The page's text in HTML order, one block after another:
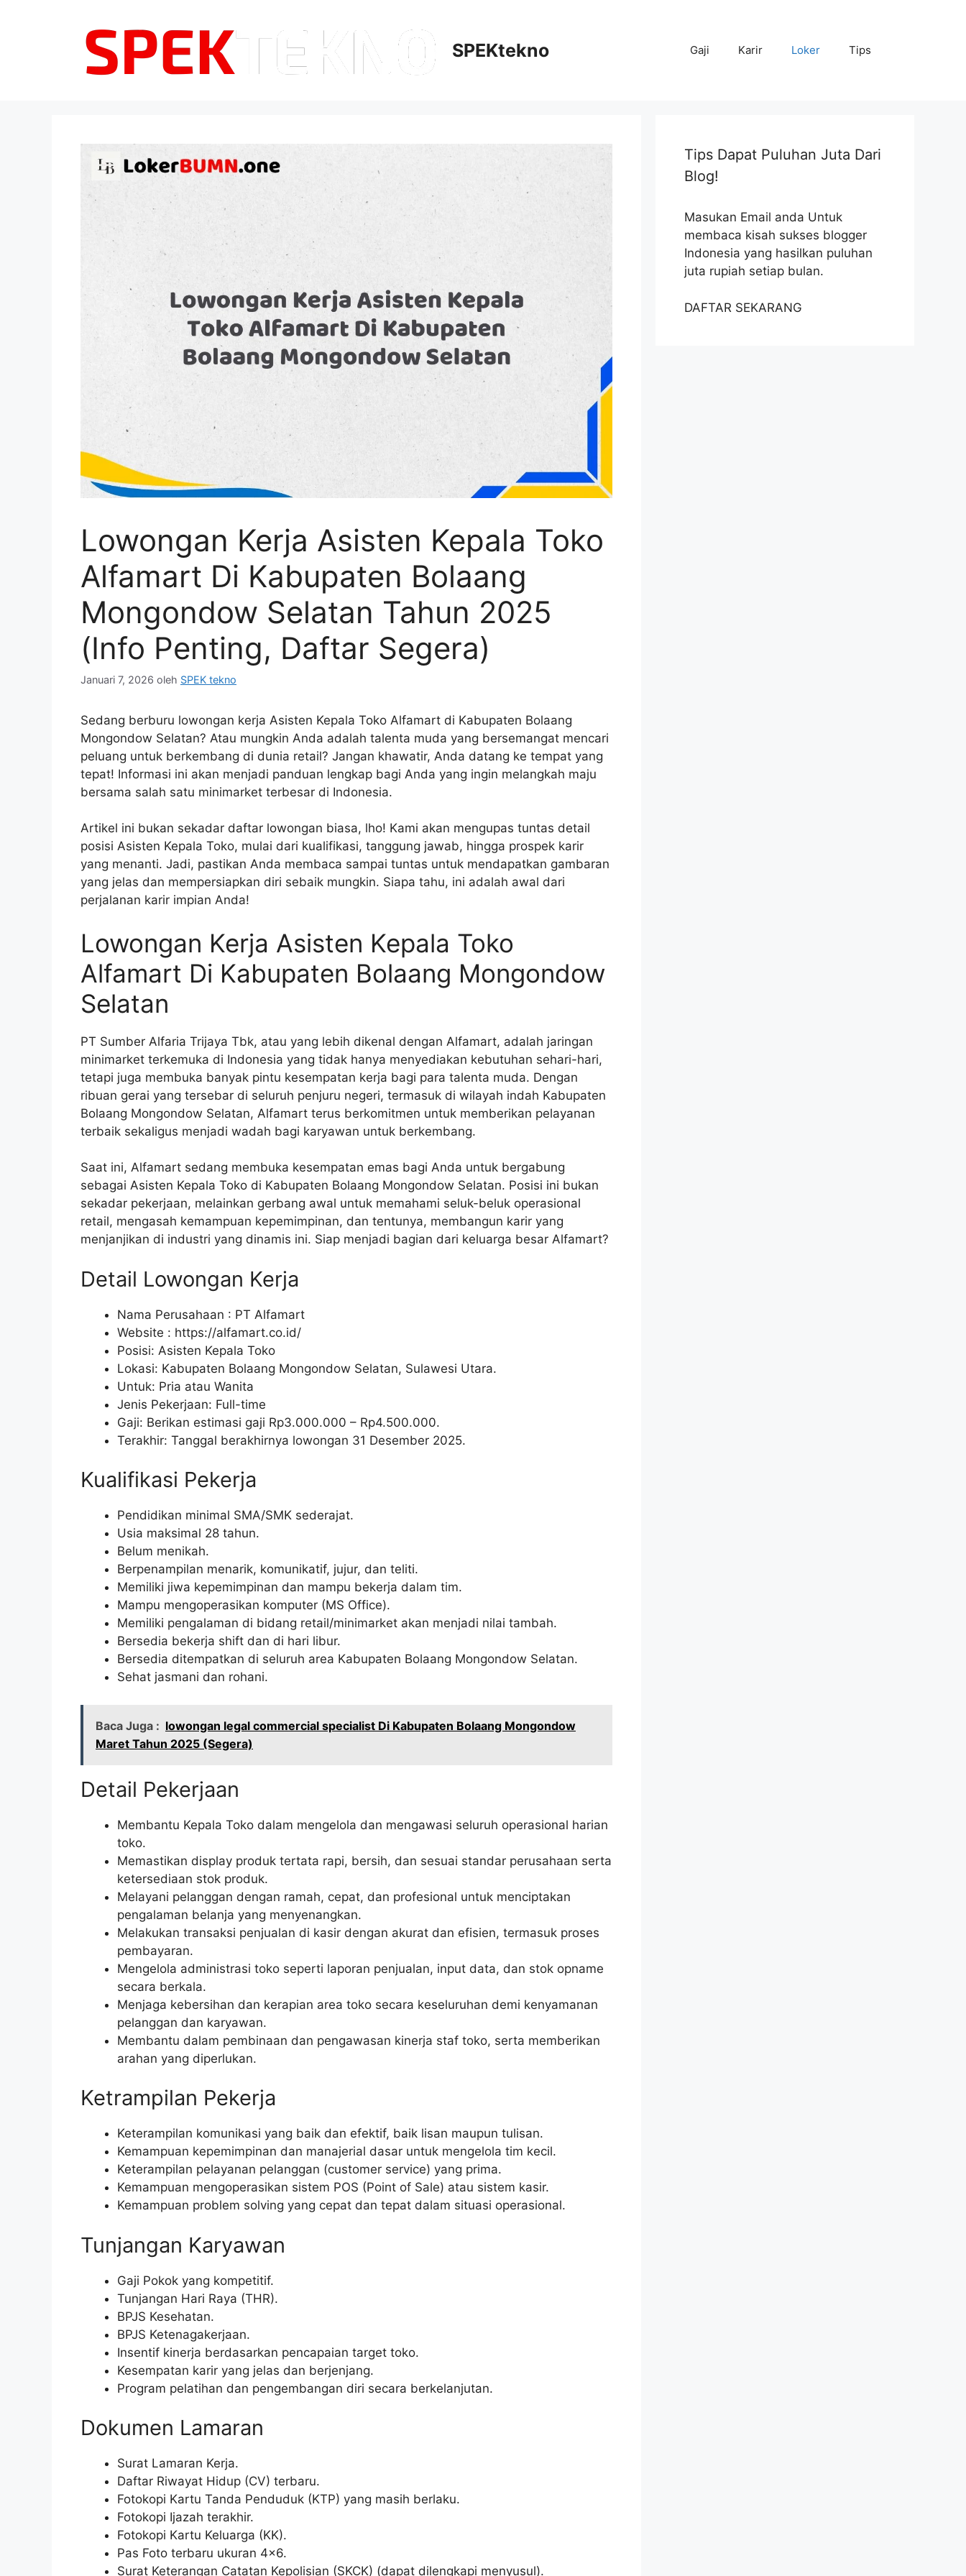
SPEKtekno Gaji Karir Loker Tips
Lowongan Kerja Asisten Kepala Toko
Alfamart Di Kabupaten Bolaang
Mongondow Selatan Tahun 2025
(Info Penting, Daftar Segera)
Januari 7, 2026 oleh SPEK tekno
Sedang berburu lowongan kerja Asisten Kepala Toko Alfamart di Kabupaten Bolaang
Mongondow Selatan? Atau mungkin Anda adalah talenta muda yang bersemangat mencari
peluang untuk berkembang di dunia retail? Jangan khawatir, Anda datang ke tempat yang
tepat! Informasi ini akan menjadi panduan lengkap bagi Anda yang ingin melangkah maju
bersama salah satu minimarket terbesar di Indonesia.
Artikel ini bukan sekadar daftar lowongan biasa, lho! Kami akan mengupas tuntas detail
posisi Asisten Kepala Toko, mulai dari kualifikasi, tanggung jawab, hingga prospek karir
yang menanti. Jadi, pastikan Anda membaca sampai tuntas untuk mendapatkan gambaran
yang jelas dan mempersiapkan diri sebaik mungkin. Siapa tahu, ini adalah awal dari
perjalanan karir impian Anda!
Lowongan Kerja Asisten Kepala Toko
Alfamart Di Kabupaten Bolaang Mongondow
Selatan
PT Sumber Alfaria Trijaya Tbk, atau yang lebih dikenal dengan Alfamart, adalah jaringan
minimarket terkemuka di Indonesia yang tidak hanya menyediakan kebutuhan sehari-hari,
tetapi juga membuka banyak pintu kesempatan kerja bagi para talenta muda. Dengan
ribuan gerai yang tersebar di seluruh penjuru negeri, termasuk di wilayah indah Kabupaten
Bolaang Mongondow Selatan, Alfamart terus berkomitmen untuk memberikan pelayanan
terbaik sekaligus menjadi wadah bagi karyawan untuk berkembang.
Saat ini, Alfamart sedang membuka kesempatan emas bagi Anda untuk bergabung
sebagai Asisten Kepala Toko di Kabupaten Bolaang Mongondow Selatan. Posisi ini bukan
sekadar pekerjaan, melainkan gerbang awal untuk memahami seluk-beluk operasional
retail, mengasah kemampuan kepemimpinan, dan tentunya, membangun karir yang
menjanjikan di industri yang dinamis ini. Siap menjadi bagian dari keluarga besar Alfamart?
Detail Lowongan Kerja
Nama Perusahaan : PT Alfamart
Website : https://alfamart.co.id/
Posisi: Asisten Kepala Toko
Lokasi: Kabupaten Bolaang Mongondow Selatan, Sulawesi Utara.
Untuk: Pria atau Wanita
Jenis Pekerjaan: Full-time
Gaji: Berikan estimasi gaji Rp3.000.000 – Rp4.500.000.
Terakhir: Tanggal berakhirnya lowongan 31 Desember 2025.
Kualifikasi Pekerja
Pendidikan minimal SMA/SMK sederajat.
Usia maksimal 28 tahun.
Belum menikah.
Berpenampilan menarik, komunikatif, jujur, dan teliti.
Memiliki jiwa kepemimpinan dan mampu bekerja dalam tim.
Mampu mengoperasikan komputer (MS Office).
Memiliki pengalaman di bidang retail/minimarket akan menjadi nilai tambah.
Bersedia bekerja shift dan di hari libur.
Bersedia ditempatkan di seluruh area Kabupaten Bolaang Mongondow Selatan.
Sehat jasmani dan rohani.
Baca Juga : lowongan legal commercial specialist Di Kabupaten Bolaang Mongondow
Maret Tahun 2025 (Segera)
Detail Pekerjaan
Membantu Kepala Toko dalam mengelola dan mengawasi seluruh operasional harian
toko.
Memastikan display produk tertata rapi, bersih, dan sesuai standar perusahaan serta
ketersediaan stok produk.
Melayani pelanggan dengan ramah, cepat, dan profesional untuk menciptakan
pengalaman belanja yang menyenangkan.
Melakukan transaksi penjualan di kasir dengan akurat dan efisien, termasuk proses
pembayaran.
Mengelola administrasi toko seperti laporan penjualan, input data, dan stok opname
secara berkala.
Menjaga kebersihan dan kerapian area toko secara keseluruhan demi kenyamanan
pelanggan dan karyawan.
Membantu dalam pembinaan dan pengawasan kinerja staf toko, serta memberikan
arahan yang diperlukan.
Ketrampilan Pekerja
Keterampilan komunikasi yang baik dan efektif, baik lisan maupun tulisan.
Kemampuan kepemimpinan dan manajerial dasar untuk mengelola tim kecil.
Keterampilan pelayanan pelanggan (customer service) yang prima.
Kemampuan mengoperasikan sistem POS (Point of Sale) atau sistem kasir.
Kemampuan problem solving yang cepat dan tepat dalam situasi operasional.
Tunjangan Karyawan
Gaji Pokok yang kompetitif.
Tunjangan Hari Raya (THR).
BPJS Kesehatan.
BPJS Ketenagakerjaan.
Insentif kinerja berdasarkan pencapaian target toko.
Kesempatan karir yang jelas dan berjenjang.
Program pelatihan dan pengembangan diri secara berkelanjutan.
Dokumen Lamaran
Surat Lamaran Kerja.
Daftar Riwayat Hidup (CV) terbaru.
Fotokopi Kartu Tanda Penduduk (KTP) yang masih berlaku.
Fotokopi Ijazah terakhir.
Fotokopi Kartu Keluarga (KK).
Pas Foto terbaru ukuran 4×6.
Surat Keterangan Catatan Kepolisian (SKCK) (dapat dilengkapi menyusul).
Tips Dapat Puluhan Juta Dari
Blog!
Masukan Email anda Untuk
membaca kisah sukses blogger
Indonesia yang hasilkan puluhan
juta rupiah setiap bulan.
DAFTAR SEKARANG